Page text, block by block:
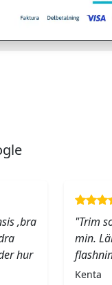
,bra
hur
"Trim
min.
Kenta